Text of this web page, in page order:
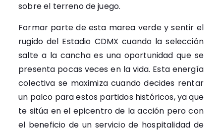
sobre el terreno de juego.
Formar parte de esta marea verde y sentir el
rugido del Estadio CDMX cuando la selección
salte a la cancha es una oportunidad que se
presenta pocas veces en la vida. Esta energía
colectiva se maximiza cuando decides rentar
un palco para estos partidos históricos, ya que
te sitúa en el epicentro de la acción pero con
el beneficio de un servicio de hospitalidad de